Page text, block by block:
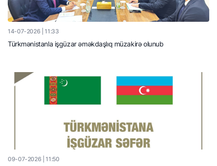
14-07-2026 | 11:33
Türkmənistanla işgüzar əməkdaşlıq müzakirə olunub
09-07-2026 | 11:50